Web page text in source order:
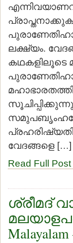
ലക്ഷ്യം.
കഥകളിലൂടെ
വേദങ്ങളെ […]
Read Full Post
ശ്രീമദ്
Malayalam